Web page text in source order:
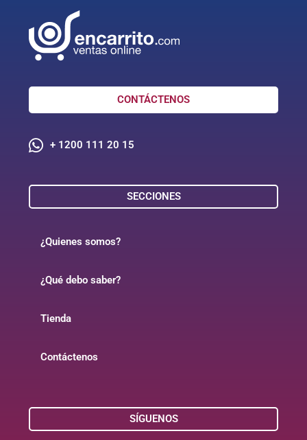
CONTÁCTENOS
+ 1200 111 20 15
SECCIONES
¿Quienes somos?
¿Qué debo saber?
Tienda
Contáctenos
SÍGUENOS